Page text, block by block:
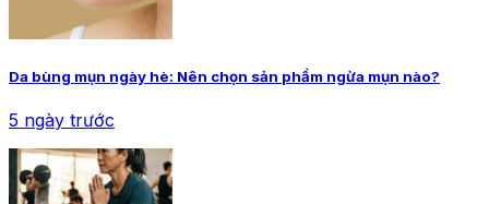
Da bùng mụn ngày hè: Nên chọn sản phẩm ngừa mụn nào?
5 ngày trước